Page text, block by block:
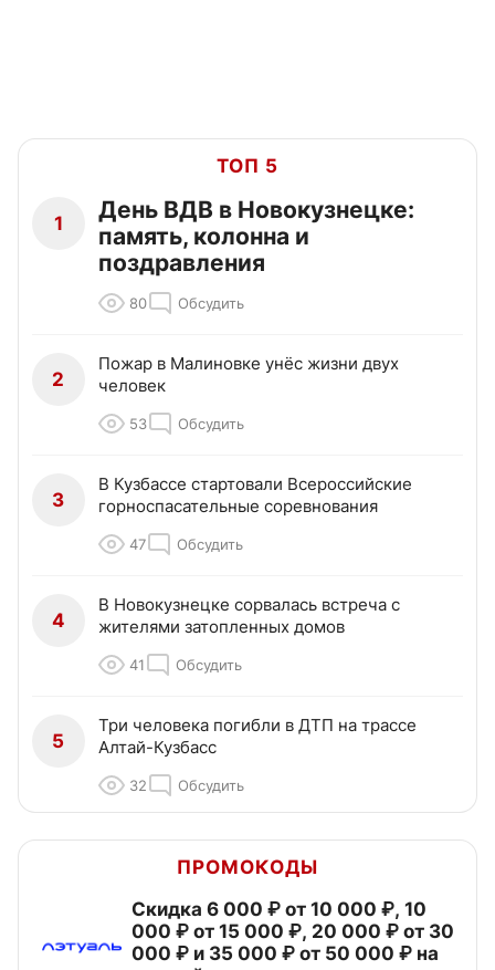
ТОП 5
1
День ВДВ в Новокузнецке:
память, колонна и
поздравления
80 Обсудить
2
Пожар в Малиновке унёс жизни двух
человек
53 Обсудить
3
В Кузбассе стартовали Всероссийские
горноспасательные соревнования
47 Обсудить
4
В Новокузнецке сорвалась встреча с
жителями затопленных домов
41 Обсудить
5
Три человека погибли в ДТП на трассе
Алтай-Кузбасс
32 Обсудить
ПРОМОКОДЫ
Скидка 6 000 ₽ от 10 000 ₽, 10
000 ₽ от 15 000 ₽, 20 000 ₽ от 30
000 ₽ и 35 000 ₽ от 50 000 ₽ на